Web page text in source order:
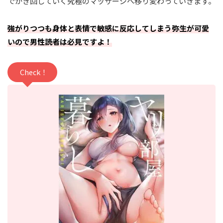
強がりつつも身体と表情で敏感に反応してしまう弥生が可愛
いので男性読者は必見ですよ！
Check！